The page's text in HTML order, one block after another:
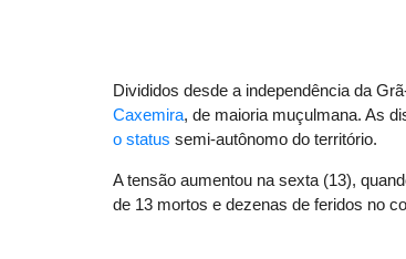
Divididos desde a independência da
Caxemira, de maioria muçulmana. As
o status semi-autônomo do território.
A tensão aumentou na sexta (13),
de 13 mortos e dezenas de feridos no